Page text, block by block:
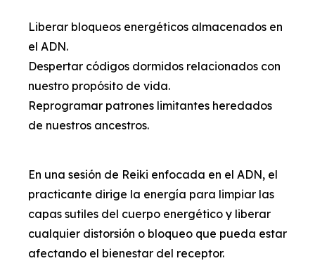
Liberar bloqueos energéticos almacenados en
el ADN.
Despertar códigos dormidos relacionados con
nuestro propósito de vida.
Reprogramar patrones limitantes heredados
de nuestros ancestros.
En una sesión de Reiki enfocada en el ADN, el
practicante dirige la energía para limpiar las
capas sutiles del cuerpo energético y liberar
cualquier distorsión o bloqueo que pueda estar
afectando el bienestar del receptor.